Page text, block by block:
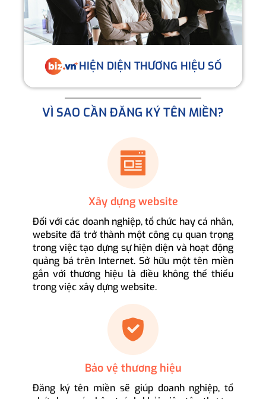
HIỆN DIỆN THƯƠNG HIỆU SỐ
VÌ SAO CẦN ĐĂNG KÝ TÊN MIỀN?
Xây dựng website
Đối với các doanh nghiệp, tổ chức hay cá nhân,
website đã trở thành một công cụ quan trọng
trong việc tạo dựng sự hiện diện và hoạt động
quảng bá trên Internet. Sở hữu một tên miền
gắn với thương hiệu là điều không thể thiếu
trong việc xây dựng website.
Bảo vệ thương hiệu
Đăng ký tên miền sẽ giúp doanh nghiệp, tổ